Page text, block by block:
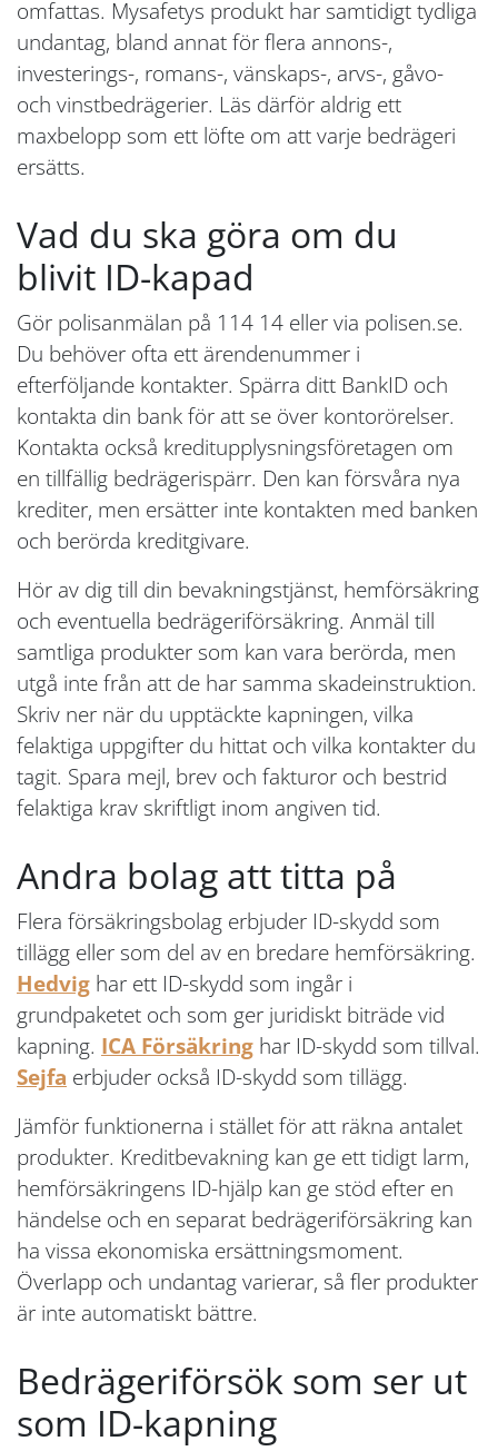
omfattas. Mysafetys produkt har samtidigt tydliga
undantag, bland annat för flera annons-,
investerings-, romans-, vänskaps-, arvs-, gåvo-
och vinstbedrägerier. Läs därför aldrig ett
maxbelopp som ett löfte om att varje bedrägeri
ersätts.
Vad du ska göra om du
blivit ID-kapad
Gör polisanmälan på 114 14 eller via polisen.se.
Du behöver ofta ett ärendenummer i
efterföljande kontakter. Spärra ditt BankID och
kontakta din bank för att se över kontorörelser.
Kontakta också kreditupplysningsföretagen om
en tillfällig bedrägerispärr. Den kan försvåra nya
krediter, men ersätter inte kontakten med banken
och berörda kreditgivare.
Hör av dig till din bevakningstjänst, hemförsäkring
och eventuella bedrägeriförsäkring. Anmäl till
samtliga produkter som kan vara berörda, men
utgå inte från att de har samma skadeinstruktion.
Skriv ner när du upptäckte kapningen, vilka
felaktiga uppgifter du hittat och vilka kontakter du
tagit. Spara mejl, brev och fakturor och bestrid
felaktiga krav skriftligt inom angiven tid.
Andra bolag att titta på
Flera försäkringsbolag erbjuder ID-skydd som
tillägg eller som del av en bredare hemförsäkring.
Hedvig har ett ID-skydd som ingår i
grundpaketet och som ger juridiskt biträde vid
kapning. ICA Försäkring har ID-skydd som tillval.
Sejfa erbjuder också ID-skydd som tillägg.
Jämför funktionerna i stället för att räkna antalet
produkter. Kreditbevakning kan ge ett tidigt larm,
hemförsäkringens ID-hjälp kan ge stöd efter en
händelse och en separat bedrägeriförsäkring kan
ha vissa ekonomiska ersättningsmoment.
Överlapp och undantag varierar, så fler produkter
är inte automatiskt bättre.
Bedrägeriförsök som ser ut
som ID-kapning